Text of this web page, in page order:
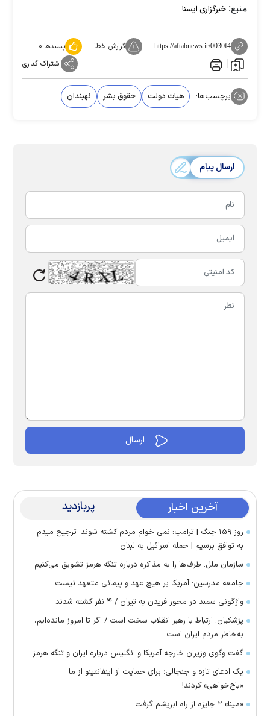
منبع: خبرگزاری ایسنا
https://aftabnews.ir/0030f4 گزارش خطا پسندها:۰
اشتراک گذاری
برچسب‌ها: هیات دولت حقوق بشر نهبندان
ارسال پیام
آخرین اخبار پربازدید
روز ۱۵۹ جنگ | ترامپ: نمی خوام مردم کشته شوند؛ ترجیح میدم
به توافق برسیم | حمله اسرائیل به لبنان
سازمان ملل: طرف‌ها را به مذاکره درباره تنگه هرمز تشویق می‌کنیم
جامعه مدرسین: آمریکا بر هیچ عهد و پیمانی متعهد نیست
واژگونی سمند در محور فریدن به تیران / ۴ نفر کشته شدند
پزشکیان: ارتباط با رهبر انقلاب سخت است / اگر تا امروز مانده‌ایم،
به‌خاطر مردم ایران است
گفت وگوی وزیران خارجه آمریکا و انگلیس درباره ایران و تنگه هرمز
یک ادعای تازه و جنجالی؛ برای حمایت از اینفانتینو از ما
«باج‌خواهی» کردند!
«مینا» ۲ جایزه از راه ابریشم گرفت